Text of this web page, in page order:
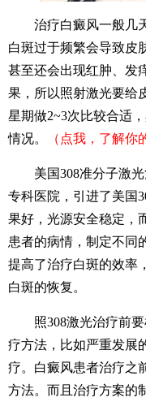
治疗白癜风一般几天
白斑过于频繁会导致皮
甚至还会出现红肿、发
果，所以照射激光要给
星期做2~3次比较合适
情况。
（点我，了解你
美国308准分子激光
专科医院，引进了美国
果好，光源安全稳定，
患者的病情，制定不同
提高了治疗白斑的效率
白斑的恢复。
照308激光治疗前要
疗方法，比如严重发展
疗。白癜风患者治疗之
方法。而且治疗方案的